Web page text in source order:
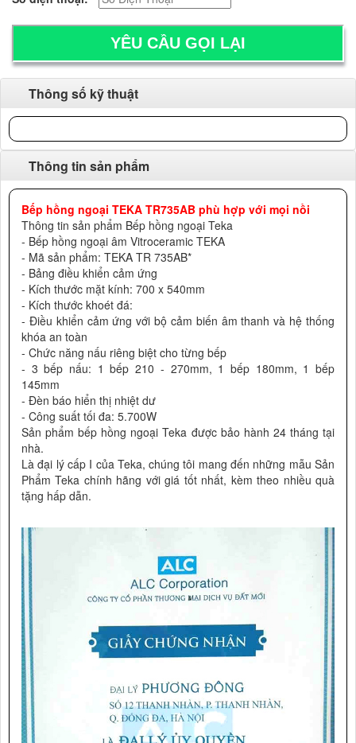
Thông số kỹ thuật
Thông tin sản phẩm
Bếp hồng ngoại TEKA TR735AB phù hợp với mọi nồi
Thông tin sản phẩm Bếp hồng ngoại Teka
- Bếp hồng ngoại âm Vitroceramic TEKA
- Mã sản phẩm: TEKA TR 735AB*
- Bảng điều khiển cảm ứng
- Kích thước mặt kính: 700 x 540mm
- Kích thước khoét đá:
- Điều khiển cảm ứng với bộ cảm biến âm thanh và hệ thống
khóa an toàn
- Chức năng nấu riêng biệt cho từng bếp
- 3 bếp nấu: 1 bếp 210 - 270mm, 1 bếp 180mm, 1 bếp
145mm
- Đèn báo hiển thị nhiệt dư
- Công suất tối đa: 5.700W
Sản phẩm bếp hồng ngoại Teka được bảo hành 24 tháng tại
nhà.
Là đại lý cấp I của Teka, chúng tôi mang đến những mẫu Sản
Phẩm Teka chính hãng với giá tốt nhất, kèm theo nhiều quà
tặng hấp dẫn.